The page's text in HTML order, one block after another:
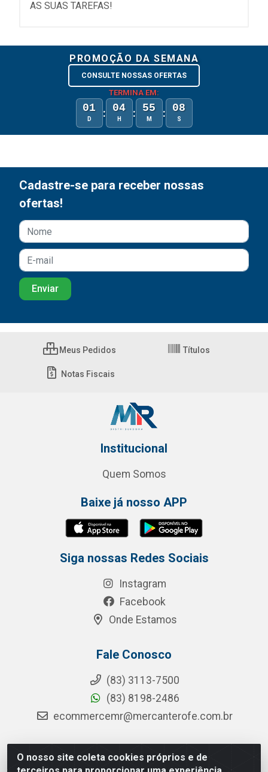
AS SUAS TAREFAS!
PROMOÇÃO DA SEMANA
CONSULTE NOSSAS OFERTAS
TERMINA EM:
01
D : 04
H : 55
M : 08
S
O nosso site coleta cookies próprios e de
Cadastre-se para receber nossas
ofertas!
Meus Pedidos Títulos
Notas Fiscais
Institucional
Quem Somos
Baixe já nosso APP
Siga nossas Redes Sociais
Instagram
Facebook
Onde Estamos
Fale Conosco
(83) 3113-7500
(83) 8198-2486
ecommercemr@mercanterofe.com.br
MR Distribuidora - Rua Hortêncio Ribeiro de Luna, 3777 -